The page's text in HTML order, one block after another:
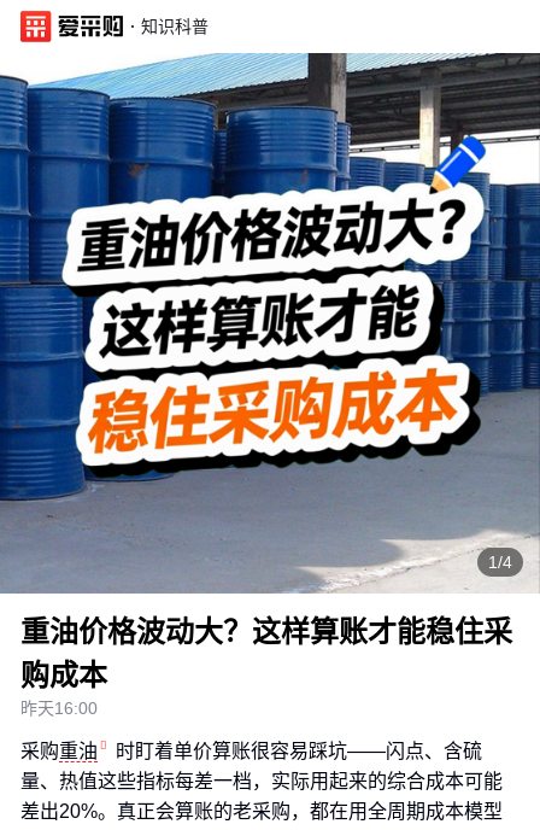
· 知识科普
1/4
重油价格波动大？这样算账才能稳住采
购成本
昨天16:00
采购重油
时盯着单价算账很容易踩坑——闪点、含硫
量、热值这些指标每差一档，实际用起来的综合成本可能
差出20%。真正会算账的老采购，都在用全周期成本模型